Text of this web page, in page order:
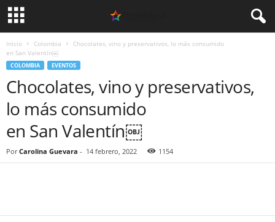
Inicio Colombia
Chocolates, vino y preservativos, lo más consumido
en San Valentín￼
COLOMBIA EVENTOS
Chocolates, vino y preservativos,
lo más consumido
en San Valentín￼
Por Carolina Guevara - 14 febrero, 2022 1154